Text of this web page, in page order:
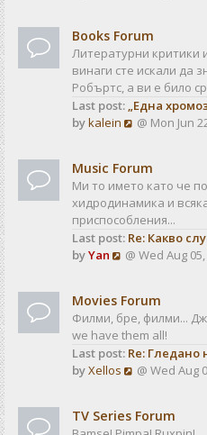
p
o
s
w
t
h
e
l
a
s
t
p
o
s
t
Books Forum
Литературни критики
винаги сте искали да
Робъртс, а ви е било
Last post: „Една
bykalein
V
w
t
h
e
l
a
s
t
p
o
s
@ Mon Jun
Music Forum
Ми то името като че
хидродинамика и
приспособления...
Last post: Re: Какво
byYan
V
w
t
h
e
e
@ Wed Aug
Movies Forum
Филми, бре, филми...
we have them all!
Last post: Re: Гледано
byXellos
V
w
@ Wed Aug
TV Series Forum